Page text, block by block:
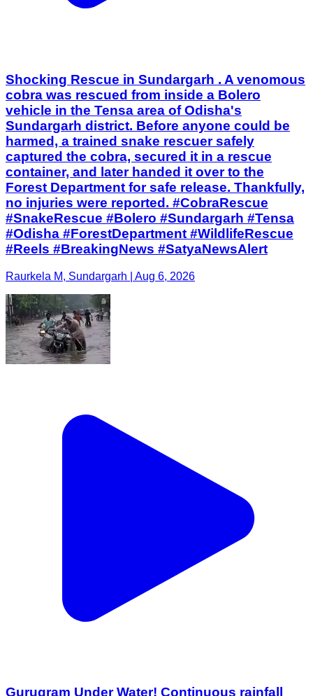
Shocking Rescue in Sundargarh . A venomous
cobra was rescued from inside a Bolero
vehicle in the Tensa area of Odisha's
Sundargarh district. Before anyone could be
harmed, a trained snake rescuer safely
captured the cobra, secured it in a rescue
container, and later handed it over to the
Forest Department for safe release. Thankfully,
no injuries were reported. #CobraRescue
#SnakeRescue #Bolero #Sundargarh #Tensa
#Odisha #ForestDepartment #WildlifeRescue
#Reels #BreakingNews #SatyaNewsAlert
Raurkela M, Sundargarh | Aug 6, 2026
Gurugram Under Water! Continuous rainfall